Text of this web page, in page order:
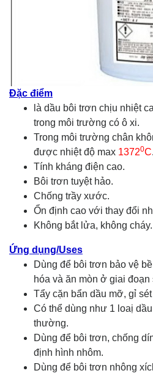
Đặc điểm
là dầu bôi trơn chịu nhiệt
trong môi trường có ô xi.
Trong môi trường chân
được nhiệt độ max 13720C.
Tính kháng điện cao.
Bôi trơn tuyệt hảo.
Chống trầy xước.
Ổn định cao với thay đổi
Không bắt lửa, không cháy.
Ứng dụng/Uses
Dùng để bôi trơn bảo vệ
hóa và ăn mòn ở giai
Tẩy cặn bẩn dầu mỡ, gỉ
Có thể dùng như 1 loaị
thường.
Dùng để bôi trơn, chống
định hình nhôm.
Dùng để bôi trơn nhông